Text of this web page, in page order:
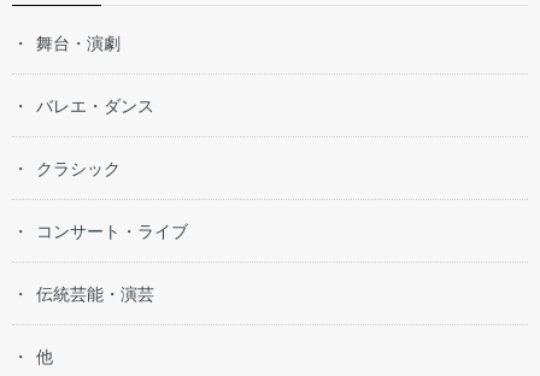
舞台・演劇
バレエ・ダンス
クラシック
コンサート・ライブ
伝統芸能・演芸
他